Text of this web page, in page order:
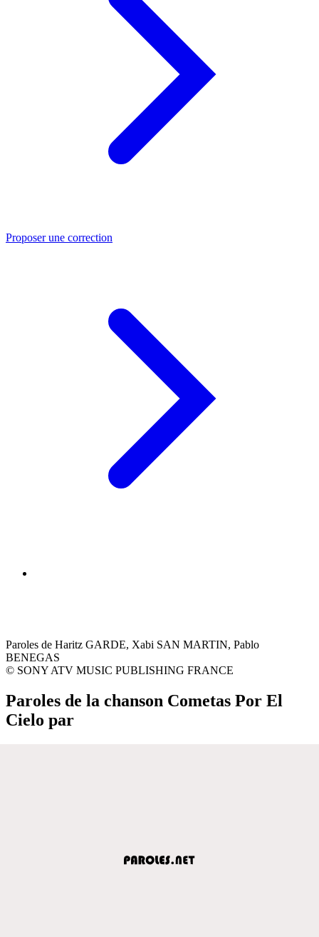
Proposer une correction
Paroles de Haritz GARDE, Xabi SAN MARTIN, Pablo
BENEGAS
© SONY ATV MUSIC PUBLISHING FRANCE
Paroles de la chanson Cometas Por El
Cielo par